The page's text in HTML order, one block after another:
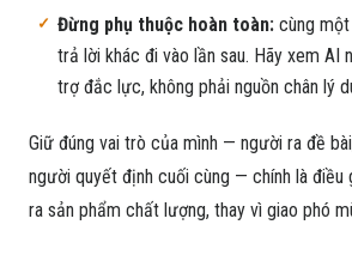
Đừng phụ thuộc hoàn toàn: cùng
trả lời khác đi vào lần sau. Hãy xem AI
trợ đắc lực, không phải nguồn chân lý
Giữ đúng vai trò của mình — người ra đề
người quyết định cuối cùng — chính là điều
ra sản phẩm chất lượng, thay vì giao phó